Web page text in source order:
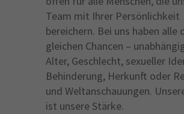
Team mit Ihrer Persönlichkeit
bereichern. Bei uns haben alle
gleichen Chancen –
Alter, Geschlecht, sexueller
Behinderung, Herkunft oder
und Weltanschauungen.
ist unsere Stärke.